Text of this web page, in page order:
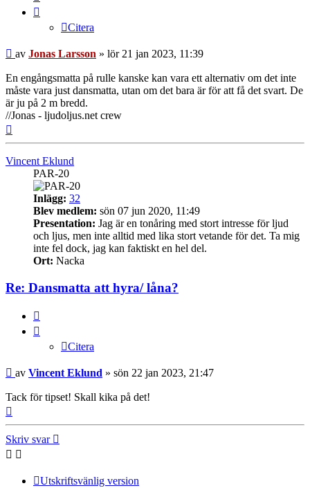
Citera
Inlägg
av Jonas Larsson » lör 21 jan 2023, 11:39
En engångsmatta på rulle kanske kan vara ett alternativ om det inte
måste vara just dansmatta, utan om det bara är för att få det svart. De
är ju på 2 m bredd.
//Jonas - ljudoljus.net crew
Vincent Eklund
PAR-20
Inlägg: 32
Blev medlem: sön 07 jun 2020, 11:49
Presentation: Jag är en tonåring med stort intresse för ljud
och ljus, men inte alltid med lika stort vetande för det. Ta mig
inte fel dock, jag kan faktiskt en hel del.
Ort: Nacka
Re: Dansmatta att hyra/ låna?
Citera
Inlägg
av Vincent Eklund » sön 22 jan 2023, 21:47
Tack för tipset! Skall kika på det!
Skriv svar
Utskriftsvänlig version